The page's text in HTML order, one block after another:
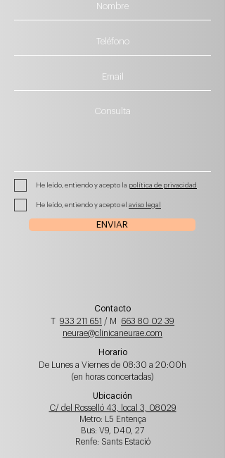
He leído, entiendo y acepto la política de privacidad
He leído, entiendo y acepto el aviso legal
ENVIAR
Contacto
T 933 211 651 / M 663 80 02 39
neurae@clinicaneurae.com
Horario
De Lunes a Viernes de 08:30 a 20:00h
(en horas concertadas)
Ubicación
C/ del Rosselló 43, local 3, 08029
Metro: L5 Entença
Bus: V9, D40, 27
Renfe: Sants Estació